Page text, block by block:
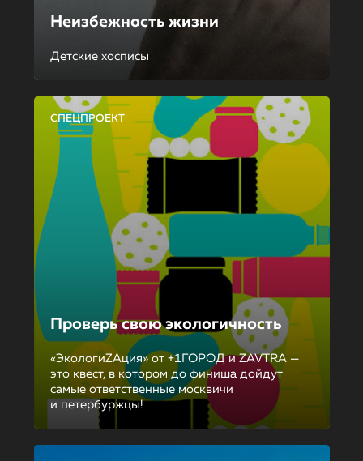
Неизбежность жизни
Детские хосписы
СПЕЦПРОЕКТ
Проверь свою экологичность
«ЭкологиZAция» от +1ГОРОД и ZAVTRA —
это квест, в котором до финиша дойдут
самые ответственные москвичи
и петербуржцы!